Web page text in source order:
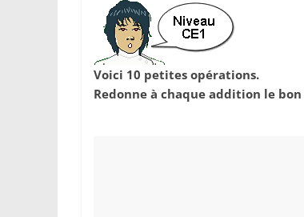
Voici 10 petites opérations.
Redonne à chaque addition le